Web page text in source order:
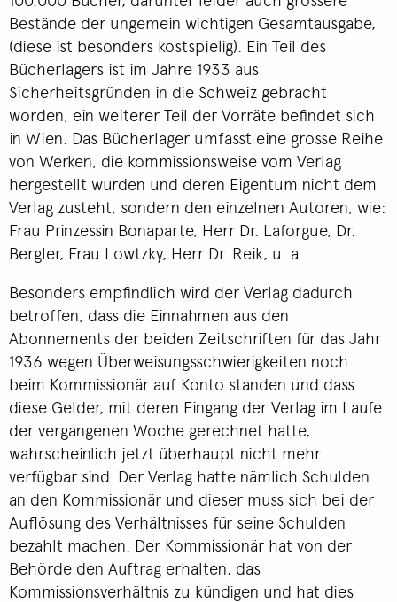
Bestände der ungemein wichtigen Gesamtausgabe,
(diese ist besonders kostspielig). Ein Teil des
Bücherlagers ist im Jahre 1933 aus
Sicherheitsgründen in die Schweiz gebracht
worden, ein weiterer Teil der Vorräte befindet sich
in Wien. Das Bücherlager umfasst eine grosse Reihe
von Werken, die kommissionsweise vom Verlag
hergestellt wurden und deren Eigentum nicht dem
Verlag zusteht, sondern den einzelnen Autoren, wie:
Frau Prinzessin Bonaparte, Herr Dr. Laforgue, Dr.
Bergler, Frau Lowtzky, Herr Dr. Reik, u. a.
Besonders empfindlich wird der Verlag dadurch
betroffen, dass die Einnahmen aus den
Abonnements der beiden Zeitschriften für das Jahr
1936 wegen Überweisungsschwierigkeiten noch
beim Kommissionär auf Konto standen und dass
diese Gelder, mit deren Eingang der Verlag im Laufe
der vergangenen Woche gerechnet hatte,
wahrscheinlich jetzt überhaupt nicht mehr
verfügbar sind. Der Verlag hatte nämlich Schulden
an den Kommissionär und dieser muss sich bei der
Auflösung des Verhältnisses für seine Schulden
bezahlt machen. Der Kommissionär hat von der
Behörde den Auftrag erhalten, das
Kommissionsverhältnis zu kündigen und hat dies